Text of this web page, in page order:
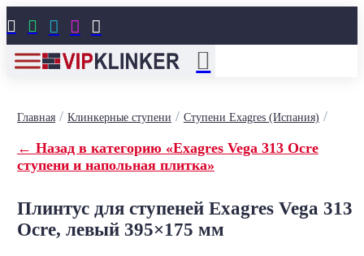
    
Главная/ Клинкерные ступени / Ступени Exagres (Испания) /
← Назад в категорию «Exagres Vega 313 Ocre
ступени и напольная плитка»
Плинтус для ступеней Exagres Vega 313
Ocre, левый 395×175 мм